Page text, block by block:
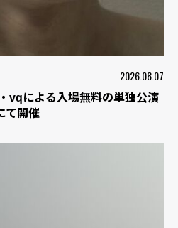
2026.08.07
vqによる入場無料の単独公演
て開催